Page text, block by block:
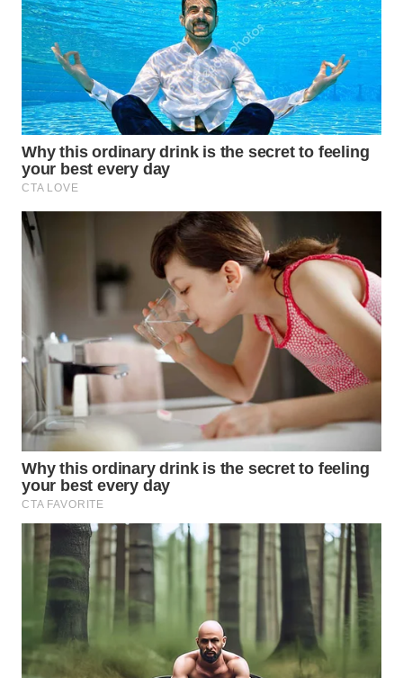
PRIANGAN
TIMUR
WN
SEMARANG
WN
SOLO
BOROBUDUR
WN
SURABAYA
WN
NATUNA
WN
BINTAN
WN
MANDALIKA
WN
LIKUPANG